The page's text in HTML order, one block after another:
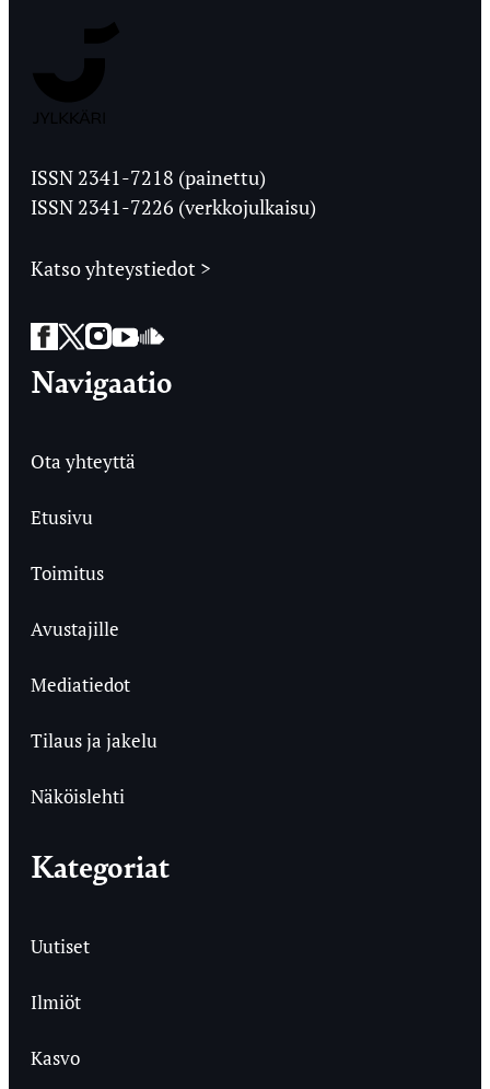
Ylioppilaslehti
ISSN 2341-7218 (painettu)
ISSN 2341-7226 (verkkojulkaisu)
Katso yhteystiedot >
Facebook
Twitter
Instagram
YouTube
SoundCloud
Navigaatio
Ota yhteyttä
Etusivu
Toimitus
Avustajille
Mediatiedot
Tilaus ja jakelu
Näköislehti
Kategoriat
Uutiset
Ilmiöt
Kasvo